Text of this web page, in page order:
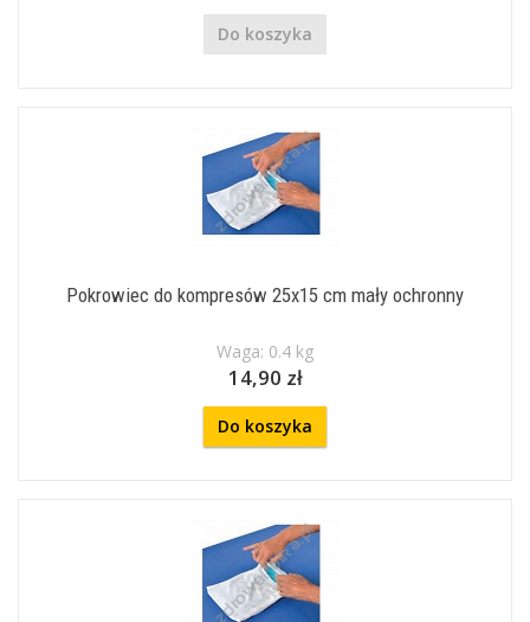
Do koszyka
Pokrowiec do kompresów 25x15 cm mały ochronny
Waga: 0.4 kg
14,90 zł
Do koszyka